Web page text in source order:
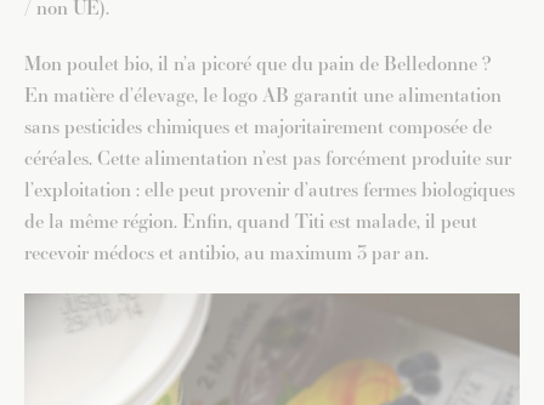
/ non UE).
Mon poulet bio, il n’a picoré que du pain de Belledonne ?
En matière d’élevage, le logo AB garantit une alimentation
sans pesticides chimiques et majoritairement composée de
céréales. Cette alimentation n’est pas forcément produite sur
l’exploitation : elle peut provenir d’autres fermes biologiques
de la même région. Enfin, quand Titi est malade, il peut
recevoir médocs et antibio, au maximum 3 par an.